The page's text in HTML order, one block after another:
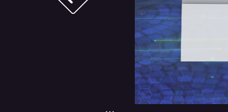
записям